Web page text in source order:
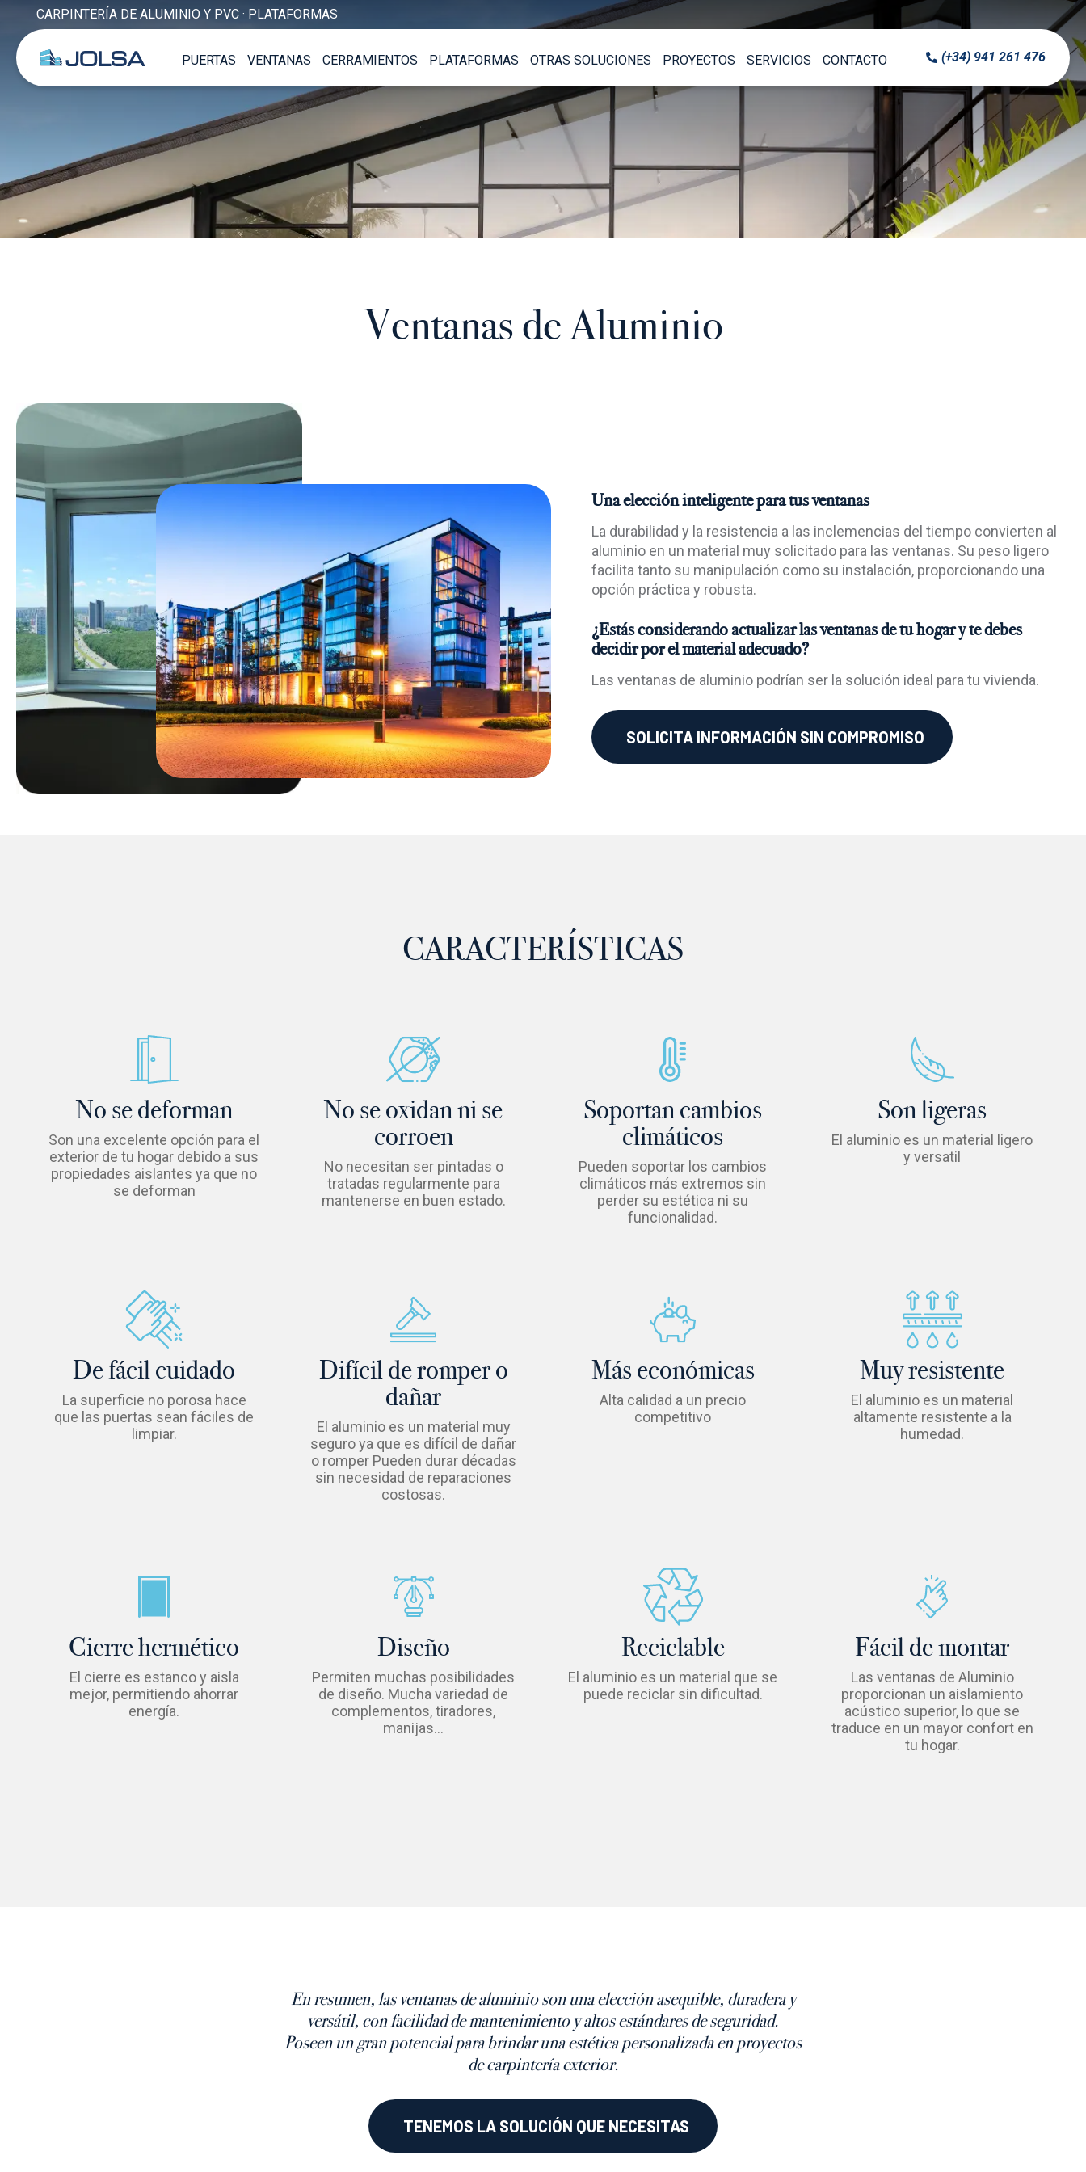
CARPINTERÍA DE ALUMINIO Y PVC · PLATAFORMAS
PUERTAS VENTANAS CERRAMIENTOS PLATAFORMAS OTRAS SOLUCIONES PROYECTOS SERVICIOS CONTACTO (+34) 941 261 476
Ventanas de Aluminio
Una elección inteligente para tus ventanas
La durabilidad y la resistencia a las inclemencias del tiempo convierten al
aluminio en un material muy solicitado para las ventanas. Su peso ligero
facilita tanto su manipulación como su instalación, proporcionando una
opción práctica y robusta.
¿Estás considerando actualizar las ventanas de tu hogar y te debes
decidir por el material adecuado?
Las ventanas de aluminio podrían ser la solución ideal para tu vivienda.
SOLICITA INFORMACIÓN SIN COMPROMISO
CARACTERÍSTICAS
No se deforman
Son una excelente opción para el
exterior de tu hogar debido a sus
propiedades aislantes ya que no
se deforman
No se oxidan ni se
corroen
No necesitan ser pintadas o
tratadas regularmente para
mantenerse en buen estado.
Soportan cambios
climáticos
Pueden soportar los cambios
climáticos más extremos sin
perder su estética ni su
funcionalidad.
Son ligeras
El aluminio es un material ligero
y versatil
De fácil cuidado
La superficie no porosa hace
que las puertas sean fáciles de
limpiar.
Difícil de romper o
dañar
El aluminio es un material muy
seguro ya que es difícil de dañar
o romper Pueden durar décadas
sin necesidad de reparaciones
costosas.
Más económicas
Alta calidad a un precio
competitivo
Muy resistente
El aluminio es un material
altamente resistente a la
humedad.
Cierre hermético
El cierre es estanco y aisla
mejor, permitiendo ahorrar
energía.
Diseño
Permiten muchas posibilidades
de diseño. Mucha variedad de
complementos, tiradores,
manijas…
Reciclable
El aluminio es un material que se
puede reciclar sin dificultad.
Fácil de montar
Las ventanas de Aluminio
proporcionan un aislamiento
acústico superior, lo que se
traduce en un mayor confort en
tu hogar.
En resumen, las ventanas de aluminio son una elección asequible, duradera y
versátil, con facilidad de mantenimiento y altos estándares de seguridad.
Poseen un gran potencial para brindar una estética personalizada en proyectos
de carpintería exterior.
TENEMOS LA SOLUCIÓN QUE NECESITAS